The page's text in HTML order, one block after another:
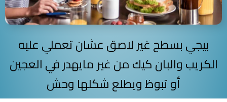
بيجي بسطح غير لاصق عشان تعملي عليه
الكريب والبان كيك من غير مايهدر في العجين
أو تبوظ ويطلع شكلها وحش